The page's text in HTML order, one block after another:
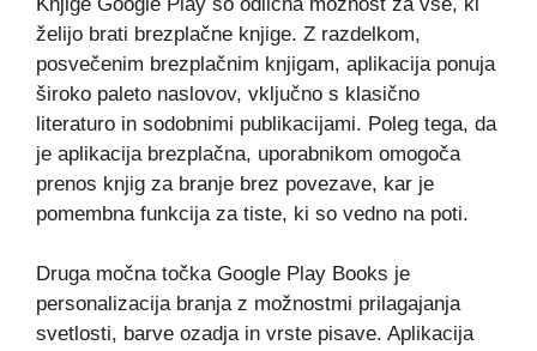
želijo brati brezplačne knjige. Z razdelkom,
posvečenim brezplačnim knjigam, aplikacija ponuja
široko paleto naslovov, vključno s klasično
literaturo in sodobnimi publikacijami. Poleg tega, da
je aplikacija brezplačna, uporabnikom omogoča
prenos knjig za branje brez povezave, kar je
pomembna funkcija za tiste, ki so vedno na poti.
Druga močna točka Google Play Books je
personalizacija branja z možnostmi prilagajanja
svetlosti, barve ozadja in vrste pisave. Aplikacija